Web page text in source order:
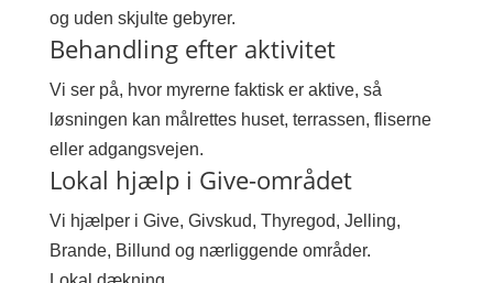
og uden skjulte gebyrer.
Behandling efter aktivitet
Vi ser på, hvor myrerne faktisk er aktive, så
løsningen kan målrettes huset, terrassen, fliserne
eller adgangsvejen.
Lokal hjælp i Give-området
Vi hjælper i Give, Givskud, Thyregod, Jelling,
Brande, Billund og nærliggende områder.